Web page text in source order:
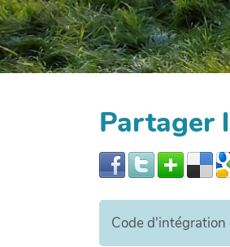
Partager
Code d'intégration